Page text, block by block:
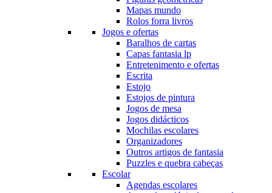
Mapas mundo
Rolos forra livros
Jogos e ofertas
Baralhos de cartas
Capas fantasia lp
Entretenimento e ofertas
Escrita
Estojo
Estojos de pintura
Jogos de mesa
Jogos didácticos
Mochilas escolares
Organizadores
Outros artigos de fantasia
Puzzles e quebra cabeças
Escolar
Agendas escolares